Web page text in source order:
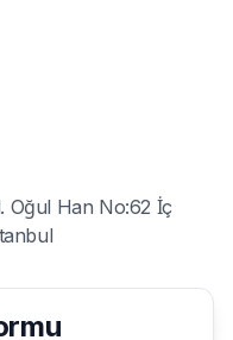
Oğul Han No:62 İç